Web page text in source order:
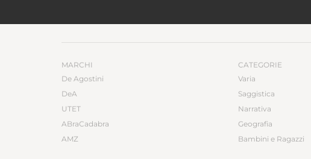
MARCHI
De Agostini
DeA
UTET
ABraCadabra
AMZ
CATEGORIE
Varia
Saggistica
Narrativa
Geografia
Bambini e Ragazzi